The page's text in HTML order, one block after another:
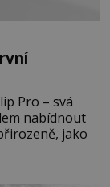
Pro – svá
nabídnout
jako